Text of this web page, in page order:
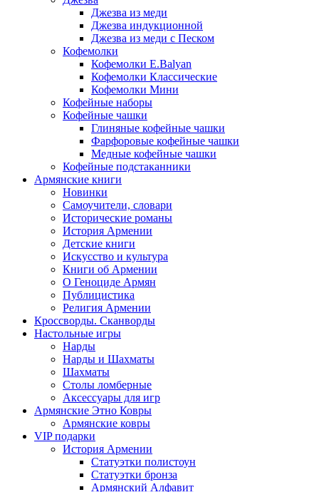
Джезва из меди
Джезва индукционной
Джезва из меди с Песком
Кофемолки
Кофемолки E.Balyan
Кофемолки Классические
Кофемолки Мини
Кофейные наборы
Кофейные чашки
Глиняные кофейные чашки
Фарфоровые кофейные чашки
Медные кофейные чашки
Кофейные подстаканники
Армянские книги
Новинки
Самоучители, словари
Исторические романы
История Армении
Детские книги
Иcкусство и культура
Книги об Армении
О Геноциде Армян
Публицистика
Религия Армении
Кроссворды. Сканворды
Настольные игры
Нарды
Нарды и Шахматы
Шахматы
Столы ломберные
Аксессуары для игр
Армянские Этно Ковры
Армянские ковры
VIP подарки
История Армении
Статуэтки полистоун
Статуэтки бронза
Армянский Алфавит